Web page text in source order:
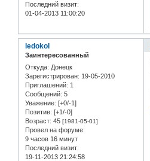
Последний визит:
01-04-2013 11:00:20
ledokol
Заинтересованный
Откуда: Донецк
Зарегистрирован: 19-05-2010
Приглашений: 1
Сообщений: 5
Уважение: [+0/-1]
Позитив: [+1/-0]
Возраст: 45 [1981-05-01]
Провел на форуме:
9 часов 16 минут
Последний визит:
19-11-2013 21:24:58